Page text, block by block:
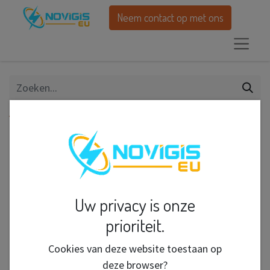
Neem contact op met ons
Alle producten
Uw privacy is onze
prioriteit.
Cookies van deze website toestaan op
deze browser?